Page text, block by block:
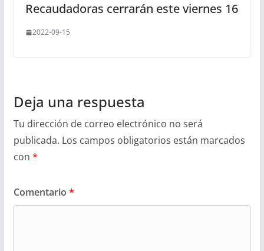
Recaudadoras cerrarán este viernes 16
2022-09-15
Deja una respuesta
Tu dirección de correo electrónico no será
publicada. Los campos obligatorios están marcados
con *
Comentario *